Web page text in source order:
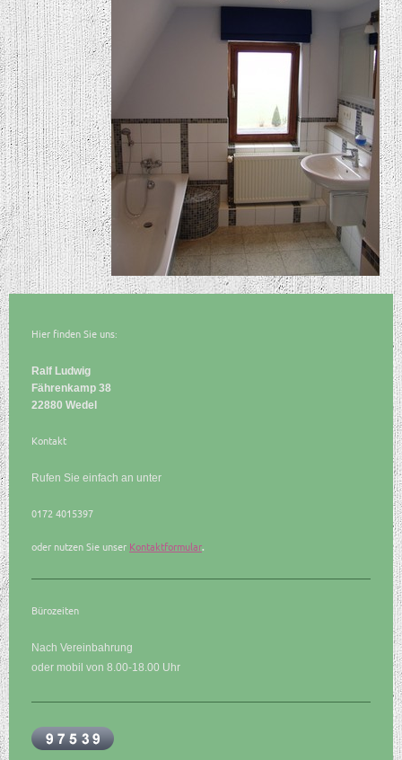
Hier finden Sie uns:
Ralf Ludwig
Fährenkamp 38
22880 Wedel
Kontakt
Rufen Sie einfach an unter
0172 4015397
oder nutzen Sie unser Kontaktformular.
Bürozeiten
Nach Vereinbahrung
oder mobil von 8.00-18.00 Uhr